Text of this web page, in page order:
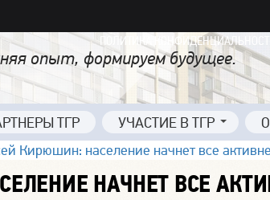
ПОЛИТИКА
опыт, формируем будущее.
ТГР УЧАСТИЕ В ТГР
Кирюшин: население начнет все
НАЧНЕТ ВСЕ